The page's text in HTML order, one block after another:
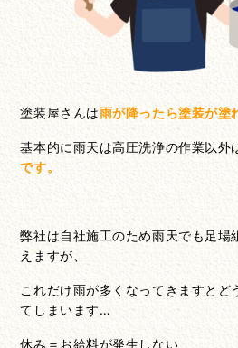
塗装屋さんは雨が降ったら塗装が塗
基本的に雨天は高圧洗浄の作業以外
です。
弊社は自社施工のため雨天でも足場
えますが、
これだけ雨が多くなってきますとど
てしまいます…
休み＝お給料が発生しない